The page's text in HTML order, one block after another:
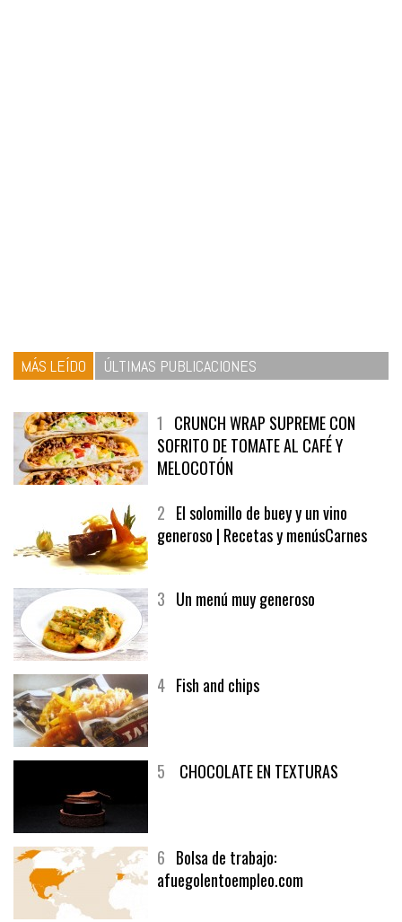
MÁS LEÍDO ÚLTIMAS PUBLICACIONES
1 CRUNCH WRAP SUPREME CON
SOFRITO DE TOMATE AL CAFÉ Y
MELOCOTÓN
2 El solomillo de buey y un vino
generoso | Recetas y menúsCarnes
3 Un menú muy generoso
4 Fish and chips
5 CHOCOLATE EN TEXTURAS
6 Bolsa de trabajo:
afuegolentoempleo.com